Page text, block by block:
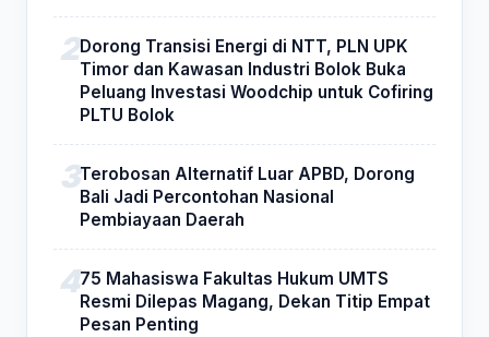
Dorong Transisi Energi di NTT, PLN UPK
Timor dan Kawasan Industri Bolok Buka
Peluang Investasi Woodchip untuk Cofiring
PLTU Bolok
Terobosan Alternatif Luar APBD, Dorong
Bali Jadi Percontohan Nasional
Pembiayaan Daerah
75 Mahasiswa Fakultas Hukum UMTS
Resmi Dilepas Magang, Dekan Titip Empat
Pesan Penting